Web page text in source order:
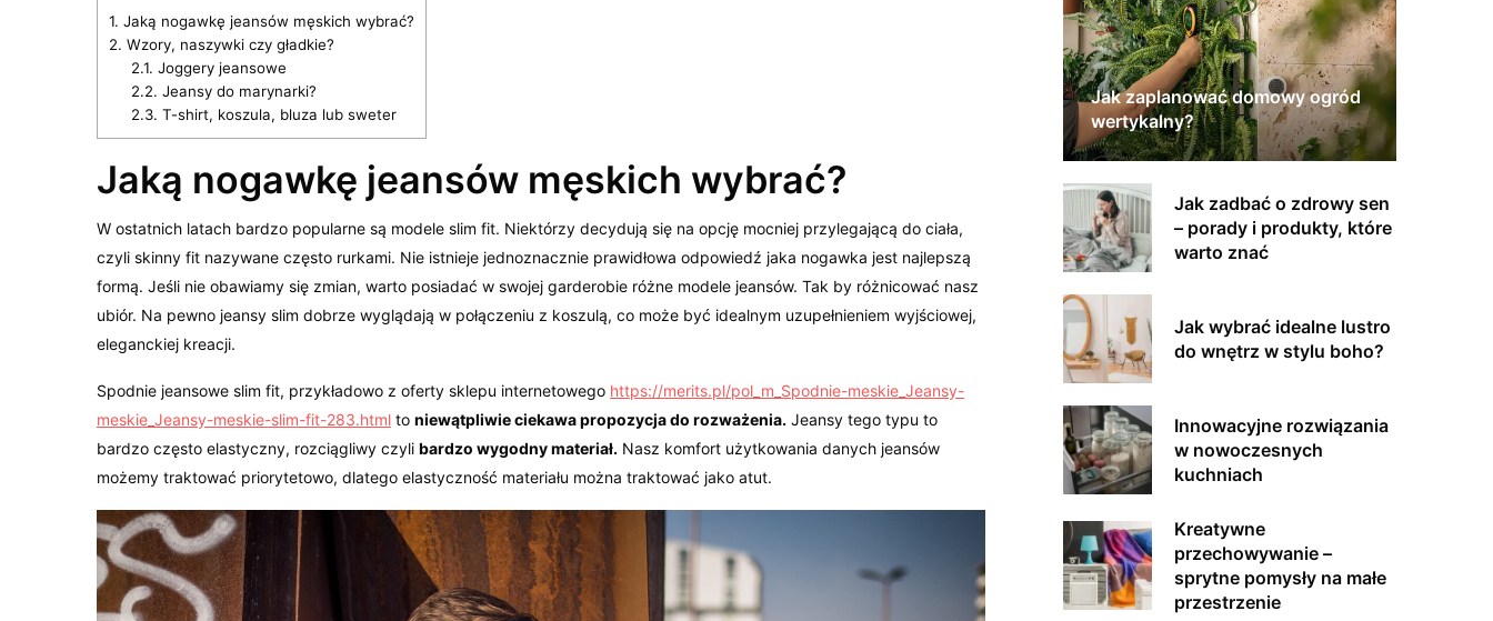
1. Jaką nogawkę jeansów męskich wybrać?
2. Wzory, naszywki czy gładkie?
2.1. Joggery jeansowe
2.2. Jeansy do marynarki?
2.3. T-shirt, koszula, bluza lub sweter
Jaką nogawkę jeansów męskich wybrać?
W ostatnich latach bardzo popularne są modele slim fit. Niektórzy decydują się na opcję mocniej przylegającą do ciała,
czyli skinny fit nazywane często rurkami. Nie istnieje jednoznacznie prawidłowa odpowiedź jaka nogawka jest najlepszą
formą. Jeśli nie obawiamy się zmian, warto posiadać w swojej garderobie różne modele jeansów. Tak by różnicować nasz
ubiór. Na pewno jeansy slim dobrze wyglądają w połączeniu z koszulą, co może być idealnym uzupełnieniem wyjściowej,
eleganckiej kreacji.
Spodnie jeansowe slim fit, przykładowo z oferty sklepu internetowego https://merits.pl/pol_m_Spodnie-meskie_Jeansy-
meskie_Jeansy-meskie-slim-fit-283.html toniewątpliwie ciekawa propozycja do rozważenia. Jeansy tego typu to
bardzo często elastyczny, rozciągliwy czylibardzo wygodny materiał. Nasz komfort użytkowania danych jeansów
możemy traktować priorytetowo, dlatego elastyczność materiału można traktować jako atut.
Jak zaplanować domowy ogród
wertykalny?
Jak zadbać o zdrowy sen
– porady i produkty, które
warto znać
Jak wybrać idealne lustro
do wnętrz w stylu boho?
Innowacyjne rozwiązania
w nowoczesnych
kuchniach
Kreatywne
przechowywanie –
sprytne pomysły na małe
przestrzenie